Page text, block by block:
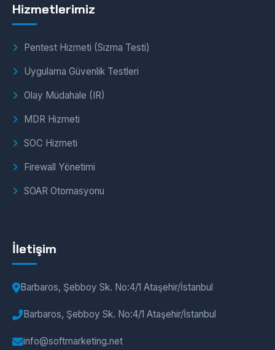
Hizmetlerimiz
Pentest Hizmeti (Sızma Testi)
Uygulama Güvenlik Testleri
Olay Müdahale (IR)
MDR Hizmeti
SOC Hizmeti
Firewall Yönetimi
SOAR Otomasyonu
İletişim
Barbaros, Şebboy Sk. No:4/1 Ataşehir/İstanbul
Barbaros, Şebboy Sk. No:4/1 Ataşehir/İstanbul
info@softmarketing.net